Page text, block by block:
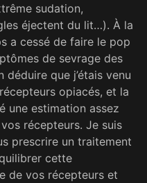
sudation,
éjectent du lit…). À la
a cessé de faire le pop
de sevrage des
déduire que j’étais venu
opiacés, et la
une estimation assez
récepteurs. Je suis
prescrire un traitement
cette
de vos récepteurs et